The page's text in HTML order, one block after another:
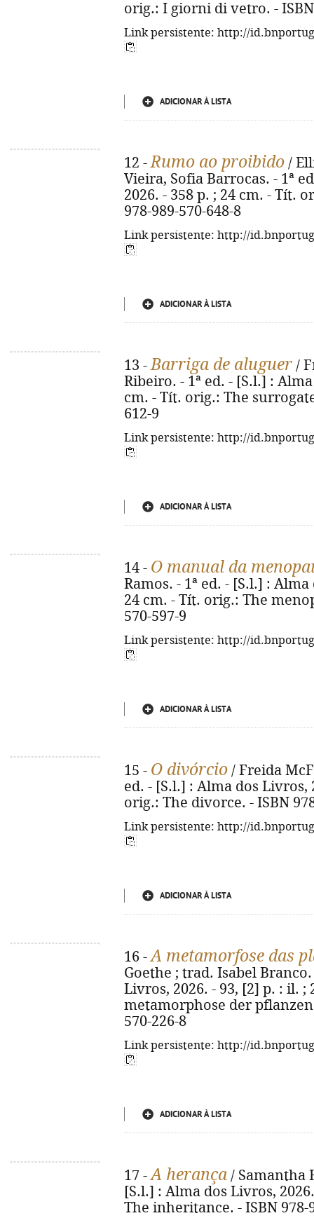
orig.: I giorni di vetro. - ISBN
Link persistente: http://
ADICIONAR À LISTA
12 -Rumo ao proibido /
Vieira, Sofia Barrocas. - 1ª
2026. - 358 p. ; 24 cm. - Tít.
978-989-570-648-8
Link persistente: http://
ADICIONAR À LISTA
13 -Barriga de aluguer /
Ribeiro. - 1ª ed. - [S.l.] :
cm. - Tít. orig.: The
612-9
Link persistente: http://
ADICIONAR À LISTA
14 - O manual da
Ramos. - 1ª ed. - [S.l.] :
24 cm. - Tít. orig.: The
570-597-9
Link persistente: http://
ADICIONAR À LISTA
15 - O divórcio / Freida
ed. - [S.l.] : Alma dos Livros,
orig.: The divorce. - ISBN
Link persistente: http://
ADICIONAR À LISTA
16 -A metamorfose das
Goethe ; trad. Isabel
Livros, 2026. - 93, [2] p. : il.
metamorphose der
570-226-8
Link persistente: http://
ADICIONAR À LISTA
17 -A herança / Samantha
[S.l.] : Alma dos Livros,
The inheritance. - ISBN 978-